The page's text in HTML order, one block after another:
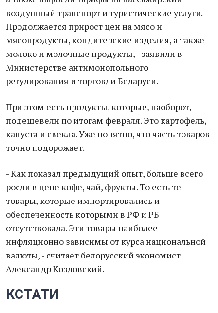
воздушный транспорт и туристические услуги.
Продолжается прирост цен на мясо и
мясопродукты, кондитерские изделия, а также
молоко и молочные продукты, - заявили в
Министерстве антимонопольного
регулирования и торговли Беларуси.
При этом есть продукты, которые, наоборот,
подешевели по итогам февраля. Это картофель,
капуста и свекла. Уже понятно, что часть товаров
точно подорожает.
- Как показал предыдущий опыт, больше всего
росли в цене кофе, чай, фрукты. То есть те
товары, которые импортировались и
обеспеченность которыми в РФ и РБ
отсутствовала. Эти товары наиболее
инфляционно зависимы от курса национальной
валюты, - считает белорусский экономист
Александр Козловский.
КСТАТИ